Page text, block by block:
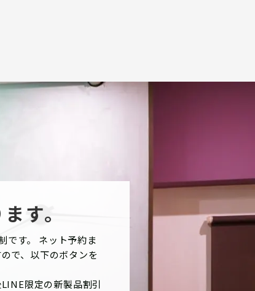
す。
です。 ネット予約ま
で、以下のボタンを
限定の新製品割引